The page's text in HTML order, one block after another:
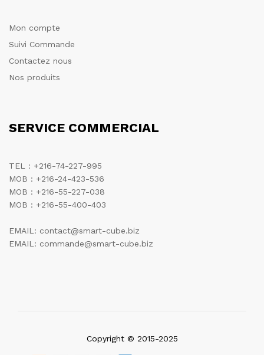
Mon compte
Suivi Commande
Contactez nous
Nos produits
SERVICE COMMERCIAL
TEL : +216-74-227-995
MOB : +216-24-423-536
MOB : +216-55-227-038
MOB : +216-55-400-403
EMAIL: contact@smart-cube.biz
EMAIL: commande@smart-cube.biz
Copyright © 2015-2025